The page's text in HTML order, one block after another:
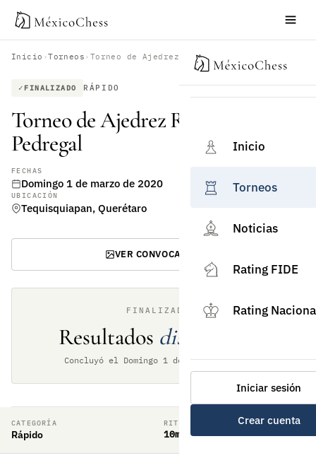
Inicio
Torneos
Noticias
Rating FIDE
Rating
Iniciar sesión
Crear cuenta
Inicio ›Torneos › Torneo de Ajedrez Rápido Plaza Pedregal
FINALIZADO RÁPIDO
Torneo de Ajedrez Rápido Plaza
Pedregal
FECHAS
Domingo 1 de marzo de 2020
UBICACIÓN
Tequisquiapan, Querétaro
VER CONVOCATORIA
FINALIZADO
Resultados disponibles
Concluyó el Domingo 1 de marzo de 2020
CATEGORÍA
Rápido
RITMO DE JUEGO
10min + 5sec